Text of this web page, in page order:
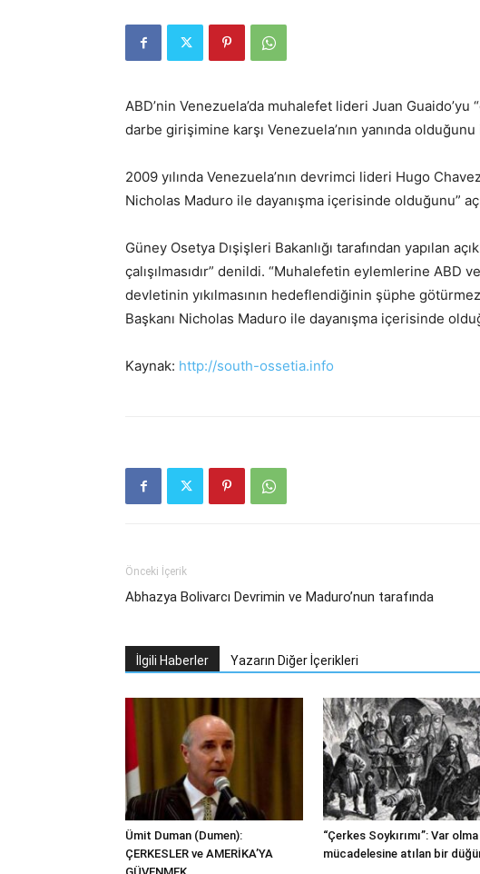
ABD’nin Venezuela’da muhalefet lideri Juan Guaido’yu
darbe girişimine karşı Venezuela’nın yanında
2009 yılında Venezuela’nın devrimci lideri Hugo
Nicholas Maduro ile dayanışma içerisinde olduğunu”
Güney Osetya Dışişleri Bakanlığı tarafından yapılan
çalışılmasıdır” denildi. “Muhalefetin eylemlerine ABD
devletinin yıkılmasının hedeflendiğinin şüphe
Başkanı Nicholas Maduro ile dayanışma içerisinde
Kaynak: http://south-ossetia.info
Önceki İçerik
Abhazya Bolivarcı Devrimin ve Maduro’nun tarafında
İlgili Haberler Yazarın Diğer İçerikleri
Ümit Duman (Dumen):
ÇERKESLER ve AMERİKA’YA
“Çerkes Soykırımı”: Var olma
mücadelesine atılan bir